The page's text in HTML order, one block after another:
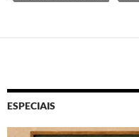
ESPECIAIS